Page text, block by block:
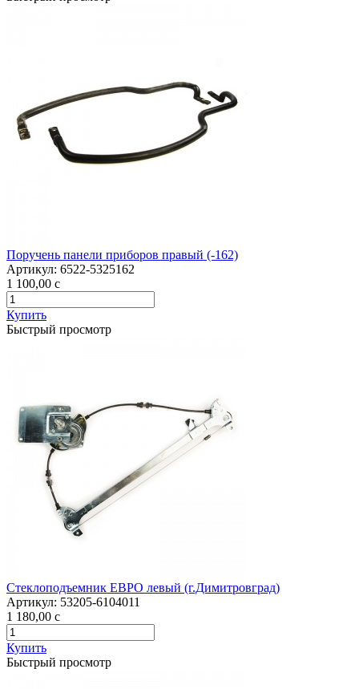
Поручень панели приборов правый (-162)
Артикул: 6522-5325162
1 100,00 c
Купить
Быстрый просмотр
Стеклоподъемник ЕВРО левый (г.Димитровград)
Артикул: 53205-6104011
1 180,00 c
Купить
Быстрый просмотр